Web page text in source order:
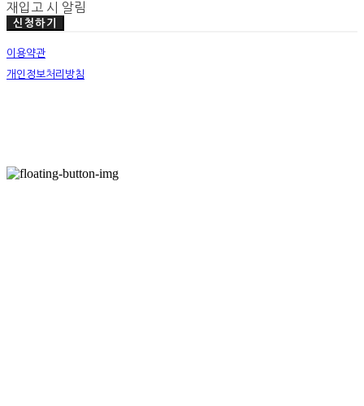
재입고 시 알림
신청하기
이용약관
개인정보처리방침